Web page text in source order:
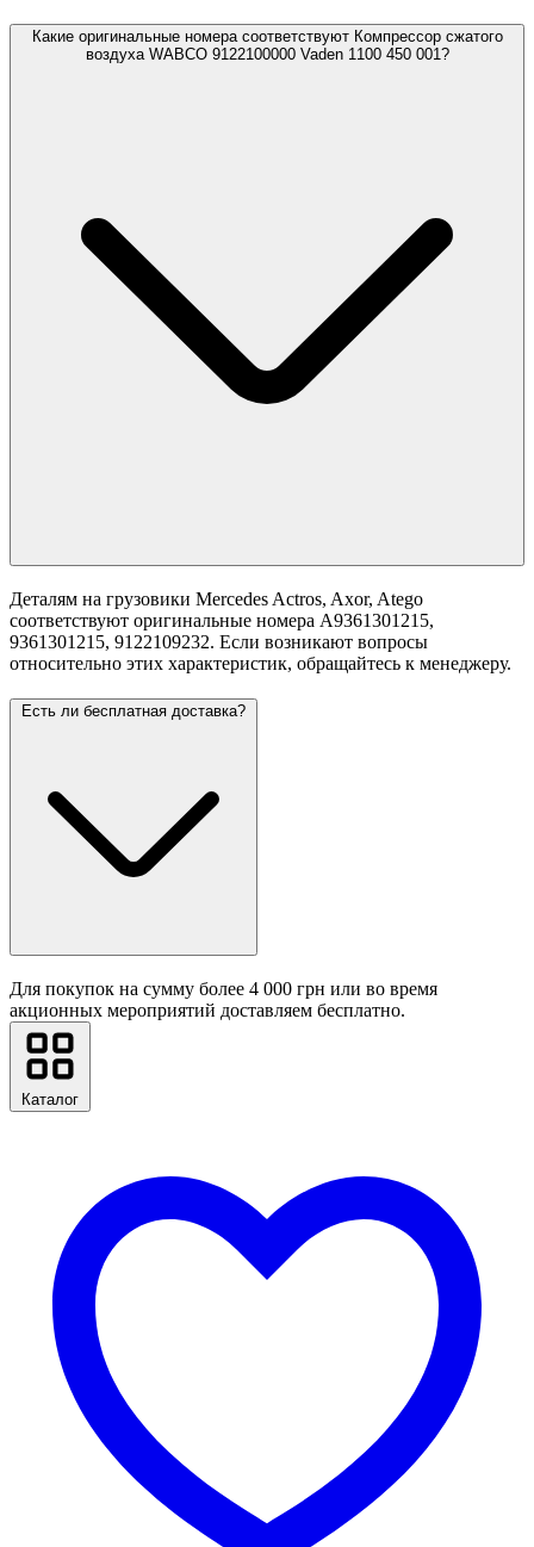
Какие оригинальные номера соответствуют Компрессор сжатого
воздуха WABCO 9122100000 Vaden 1100 450 001?
Деталям на грузовики Mercedes Actros, Axor, Atego
соответствуют оригинальные номера A9361301215,
9361301215, 9122109232. Если возникают вопросы
относительно этих характеристик, обращайтесь к менеджеру.
Есть ли бесплатная доставка?
Для покупок на сумму более 4 000 грн или во время
акционных мероприятий доставляем бесплатно.
Каталог